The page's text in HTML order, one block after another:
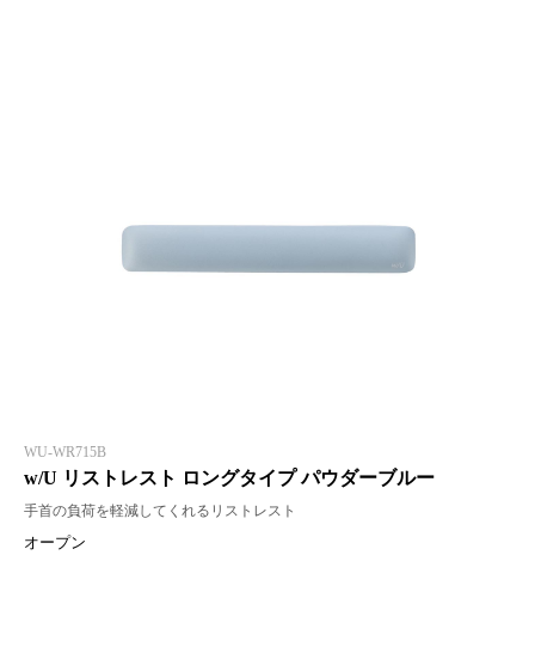
WU-WR715B
w/U リストレスト ロングタイプ パウダーブルー
手首の負荷を軽減してくれるリストレスト
オープン